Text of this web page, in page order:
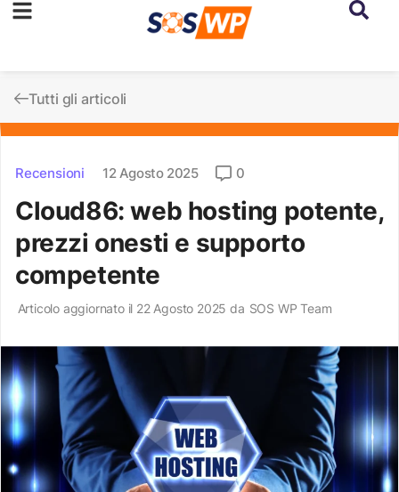
Tutti gli articoli
Recensioni 12 Agosto 2025 0
Cloud86: web hosting potente,
prezzi onesti e supporto
competente
Articolo aggiornato il 22 Agosto 2025 da SOS WP Team